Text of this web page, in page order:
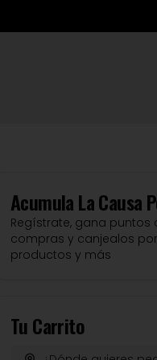
AcumulaLa Causa
Regístrate, gana puntos
compras y canjealos por
productos y más
Tu Carrito